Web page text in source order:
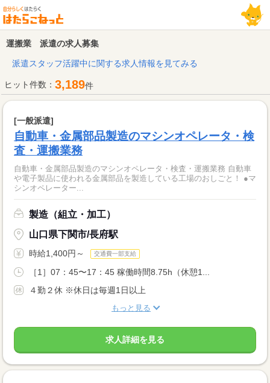
運搬業 派遣の求人募集
派遣スタッフ活躍中に関する求人情報を見てみる
ヒット件数： 3,189件
[一般派遣]
自動車・金属部品製造のマシンオペレータ・検
査・運搬業務
自動車・金属部品製造のマシンオペレータ・検査・運搬業務 自動車
や電子製品に使われる金属部品を製造している工場のおしごと！ ●マ
シンオペレーター...
製造（組立・加工）
山口県下関市/長府駅
時給1,400円～ 交通費一部支給
［1］07：45〜17：45 稼働時間8.75h（休憩1...
４勤２休 ※休日は毎週1日以上
もっと見る
求人詳細を見る